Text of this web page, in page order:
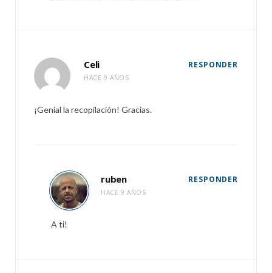
Celi
HACE 9 AÑOS
RESPONDER
¡Genial la recopilación! Gracias.
ruben
HACE 9 AÑOS
RESPONDER
A ti!